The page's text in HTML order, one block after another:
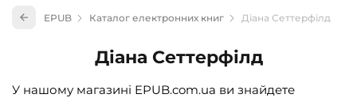
Книги для дітей (833)
Книги для підлітків (240)
EPUB Каталог електронних книг Діана Сеттерфілд
Діана Сеттерфілд
У нашому магазині EPUB.com.ua ви знайдете